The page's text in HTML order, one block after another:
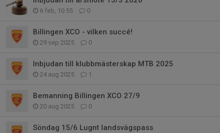
6 feb, 10:55 0
Billingen XCO - vilken succé!
29 sep 2025 0
Inbjudan till klubbmästerskap MTB 2025
24 aug 2025 1
Bemanning Billingen XCO 27/9
20 aug 2025 0
Söndag 15/6 Lugnt landsvägspass